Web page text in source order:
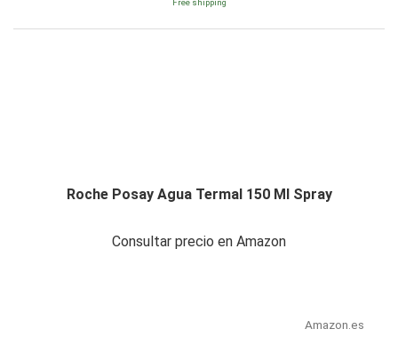
Free shipping
Roche Posay Agua Termal 150 Ml Spray
Consultar precio en Amazon
Amazon.es